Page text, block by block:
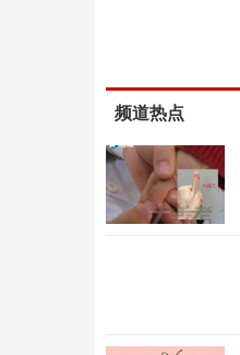
频道热点